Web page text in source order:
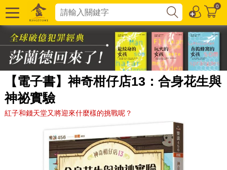
0
【電子書】神奇柑仔店13：合身花生與
神祕實驗
紅子和錢天堂又將迎來什麼樣的挑戰呢？